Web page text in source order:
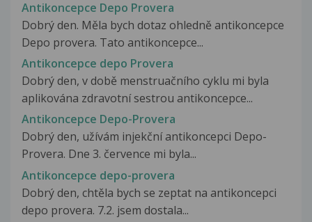
Antikoncepce Depo Provera
Dobrý den. Měla bych dotaz ohledně antikoncepce
Depo provera. Tato antikoncepce...
Antikoncepce depo Provera
Dobrý den, v době menstruačního cyklu mi byla
aplikována zdravotní sestrou antikoncepce...
Antikoncepce Depo-Provera
Dobrý den, užívám injekční antikoncepci Depo-
Provera. Dne 3. července mi byla...
Antikoncepce depo-provera
Dobrý den, chtěla bych se zeptat na antikoncepci
depo provera. 7.2. jsem dostala...